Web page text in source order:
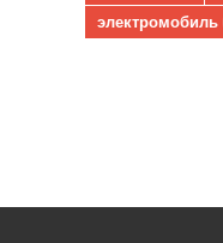
электромобиль